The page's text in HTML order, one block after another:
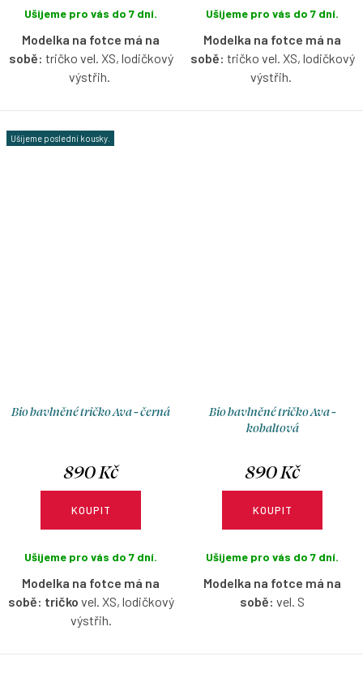
Ušijeme pro vás do 7 dní.
Modelka na fotce má na
sobě: tričko vel. XS, lodičkový
výstřih.
s lodičkovým výstřihem v
bordó barvě s možností výběru
Ušijeme pro vás do 7 dní.
Modelka na fotce má na
sobě: tričko vel. XS, lodičkový
výstřih.
Ušijeme poslední kousky.
Bio bavlněné tričko Ava - černá
890 Kč
KOUPIT
Ušijeme pro vás do 7 dní.
Modelka na fotce má na
sobě: tričko vel. XS, lodičkový
výstřih.
Bio bavlněné tričko Ava -
kobaltová
890 Kč
KOUPIT
Ušijeme pro vás do 7 dní.
Modelka na fotce má na
sobě: vel. S